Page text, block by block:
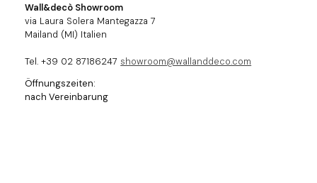
Wall&decò Showroom
via Laura Solera Mantegazza 7
Mailand (MI) Italien
Tel. +39 02 87186247 showroom@wallanddeco.com
Öffnungszeiten:
nach Vereinbarung